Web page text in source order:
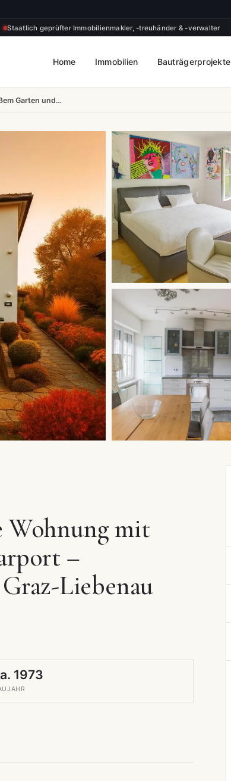
Staatlich geprüfter Immobilienmakler, -treuhänder & -verwalter
Home Immobilien Bauträgerprojekte
Garten und…
Wohnung mit
–
Liebenau
1973